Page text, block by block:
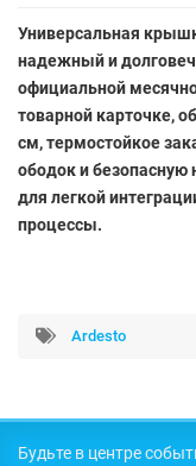
Универсальная
надежный и
официальной
товарной карточке,
см, термостойкое
ободок и
для легкой
процессы.
Ardesto
Будьте в центре